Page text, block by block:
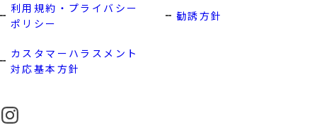
利用規約・プライバシーポリシー
利用規約・プライバシー
ポリシー
勧誘方針
カスタマーハラスメント
対応基本方針